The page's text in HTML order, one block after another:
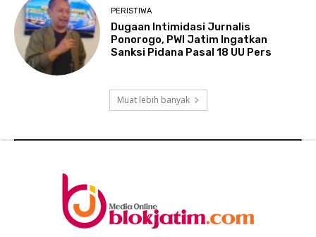
PERISTIWA
Dugaan Intimidasi Jurnalis
Ponorogo, PWI Jatim Ingatkan
Sanksi Pidana Pasal 18 UU Pers
Muat lebih banyak